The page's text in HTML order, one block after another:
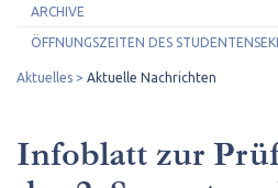
ARCHIVE
ÖFFNUNGSZEITEN DES
Aktuelles Aktuelle Nachrichten
Infoblatt zur